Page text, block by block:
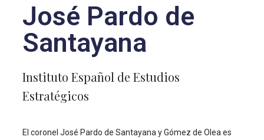
José Pardo de
Santayana
Instituto Español de Estudios
Estratégicos
El coronel José Pardo de Santayana y Gómez de Olea es